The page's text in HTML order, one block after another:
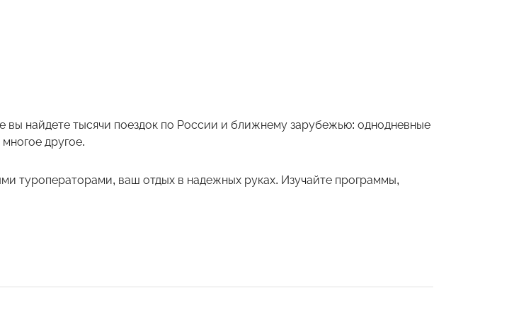
вы найдете тысячи поездок по России и ближнему зарубежью: однодневные
другое.
туроператорами, ваш отдых в надежных руках. Изучайте программы,